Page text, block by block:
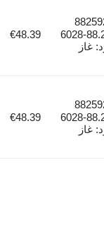
€48.39
€48.39